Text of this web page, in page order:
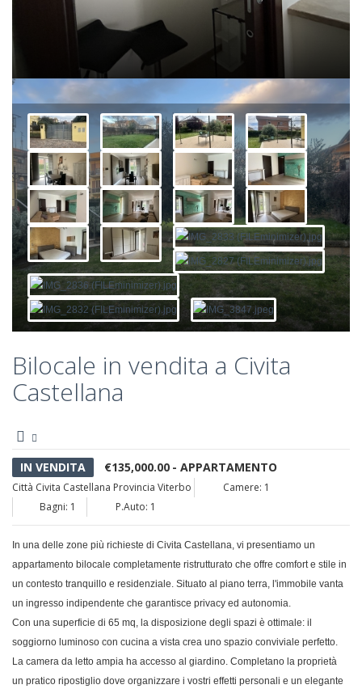
Bilocale in vendita a Civita
Castellana
IN VENDITA €135,000.00 - APPARTAMENTO
Città Civita Castellana Provincia Viterbo
Camere: 1
Bagni: 1
P.Auto: 1
In una delle zone più richieste di Civita Castellana, vi presentiamo un
appartamento bilocale completamente ristrutturato che offre comfort e stile in
un contesto tranquillo e residenziale. Situato al piano terra, l'immobile vanta
un ingresso indipendente che garantisce privacy ed autonomia.
Con una superficie di 65 mq, la disposizione degli spazi è ottimale: il
soggiorno luminoso con cucina a vista crea uno spazio conviviale perfetto.
La camera da letto ampia ha accesso al giardino. Completano la proprietà
un pratico ripostiglio dove organizzare i vostri effetti personali e un elegante